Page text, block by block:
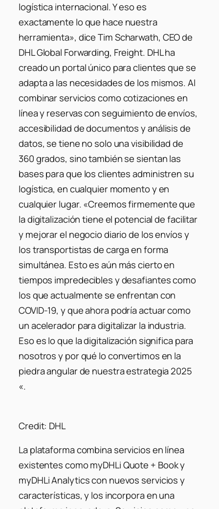
logística internacional. Y eso es
exactamente lo que hace nuestra
herramienta», dice Tim Scharwath, CEO de
DHL Global Forwarding, Freight. DHL ha
creado un portal único para clientes que se
adapta a las necesidades de los mismos. Al
combinar servicios como cotizaciones en
línea y reservas con seguimiento de envíos,
accesibilidad de documentos y análisis de
datos, se tiene no solo una visibilidad de
360 ​​grados, sino también se sientan las
bases para que los clientes administren su
logística, en cualquier momento y en
cualquier lugar.«Creemos firmemente que
la digitalización tiene el potencial de facilitar
y mejorar el negocio diario de los envíos y
los transportistas de carga en forma
simultánea. Esto es aún más cierto en
tiempos impredecibles y desafiantes como
los que actualmente se enfrentan con
COVID-19, y que ahora podría actuar como
un acelerador para digitalizar la industria.
Eso es lo que la digitalización significa para
nosotros y por qué lo convertimos en la
piedra angular de nuestra estrategia 2025
«.
Credit: DHL
La plataforma combina servicios en línea
existentes como myDHLi Quote + Book y
myDHLi Analytics con nuevos servicios y
características, y los incorpora en una